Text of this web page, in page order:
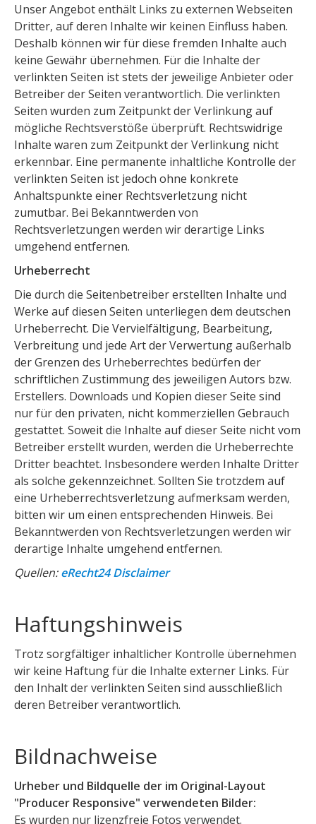
Unser Angebot enthält Links zu externen Webseiten
Dritter, auf deren Inhalte wir keinen Einfluss haben.
Deshalb können wir für diese fremden Inhalte auch
keine Gewähr übernehmen. Für die Inhalte der
verlinkten Seiten ist stets der jeweilige Anbieter oder
Betreiber der Seiten verantwortlich. Die verlinkten
Seiten wurden zum Zeitpunkt der Verlinkung auf
mögliche Rechtsverstöße überprüft. Rechtswidrige
Inhalte waren zum Zeitpunkt der Verlinkung nicht
erkennbar. Eine permanente inhaltliche Kontrolle der
verlinkten Seiten ist jedoch ohne konkrete
Anhaltspunkte einer Rechtsverletzung nicht
zumutbar. Bei Bekanntwerden von
Rechtsverletzungen werden wir derartige Links
umgehend entfernen.
Urheberrecht
Die durch die Seitenbetreiber erstellten Inhalte und
Werke auf diesen Seiten unterliegen dem deutschen
Urheberrecht. Die Vervielfältigung, Bearbeitung,
Verbreitung und jede Art der Verwertung außerhalb
der Grenzen des Urheberrechtes bedürfen der
schriftlichen Zustimmung des jeweiligen Autors bzw.
Erstellers. Downloads und Kopien dieser Seite sind
nur für den privaten, nicht kommerziellen Gebrauch
gestattet. Soweit die Inhalte auf dieser Seite nicht vom
Betreiber erstellt wurden, werden die Urheberrechte
Dritter beachtet. Insbesondere werden Inhalte Dritter
als solche gekennzeichnet. Sollten Sie trotzdem auf
eine Urheberrechtsverletzung aufmerksam werden,
bitten wir um einen entsprechenden Hinweis. Bei
Bekanntwerden von Rechtsverletzungen werden wir
derartige Inhalte umgehend entfernen.
Quellen:eRecht24 Disclaimer
Haftungshinweis
Trotz sorgfältiger inhaltlicher Kontrolle übernehmen
wir keine Haftung für die Inhalte externer Links. Für
den Inhalt der verlinkten Seiten sind ausschließlich
deren Betreiber verantwortlich.
Bildnachweise
Urheber und Bildquelle der im Original-Layout
"Producer Responsive" verwendeten Bilder:
Es wurden nur lizenzfreie Fotos verwendet.